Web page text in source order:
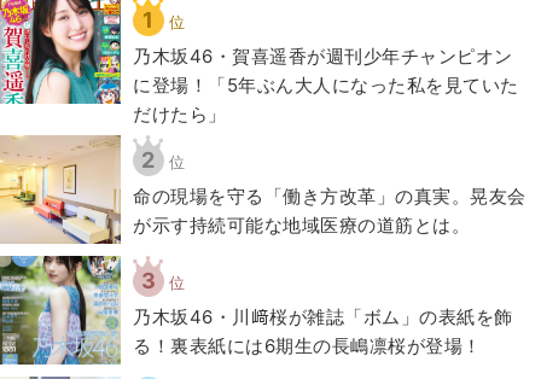
1 位
乃木坂46・賀喜遥香が週刊少年チャンピオン
に登場！「5年ぶん大人になった私を見ていた
だけたら」
2 位
​命の現場を守る「働き方改革」の真実。晃友会
が示す持続可能な地域医療の道筋とは。
3 位
乃木坂46・川﨑桜が雑誌「ボム」の表紙を飾
る！裏表紙には6期生の長嶋凛桜が登場！